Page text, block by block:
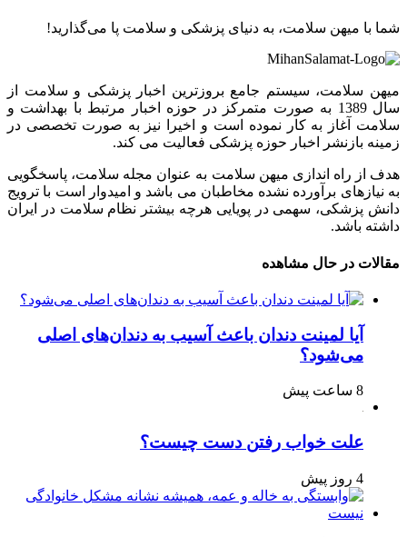
شما با میهن سلامت، به دنیای پزشکی و سلامت پا می‌گذارید!
میهن سلامت، سیستم جامع بروزترین اخبار پزشکی و سلامت از
سال 1389 به صورت متمرکز در حوزه اخبار مرتبط با بهداشت و
سلامت آغاز به کار نموده است و اخیرا نیز به صورت تخصصی در
زمینه بازنشر اخبار حوزه پزشکی فعالیت می کند.
هدف از راه اندازی میهن سلامت به عنوان مجله سلامت، پاسخگویی
به نیازهای برآورده نشده مخاطبان می باشد و امیدوار است با ترویج
دانش پزشکی، سهمی در پویایی هرچه بیشتر نظام سلامت در ایران
داشته باشد.
مقالات در حال مشاهده
آیا لمینت دندان باعث آسیب به دندان‌های اصلی
می‌شود؟
8 ساعت پیش
علت خواب رفتن دست چیست؟
4 روز پیش